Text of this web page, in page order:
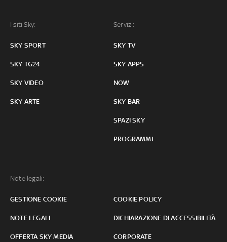
I siti Sky:
SKY SPORT
SKY TG24
SKY VIDEO
SKY ARTE
Servizi:
SKY TV
SKY APPS
NOW
SKY BAR
SPAZI SKY
PROGRAMMI
Note legali:
GESTIONE COOKIE COOKIE POLICY
NOTE LEGALI DICHIARAZIONE DI ACCESSIBILITÀ
OFFERTA SKY MEDIA CORPORATE